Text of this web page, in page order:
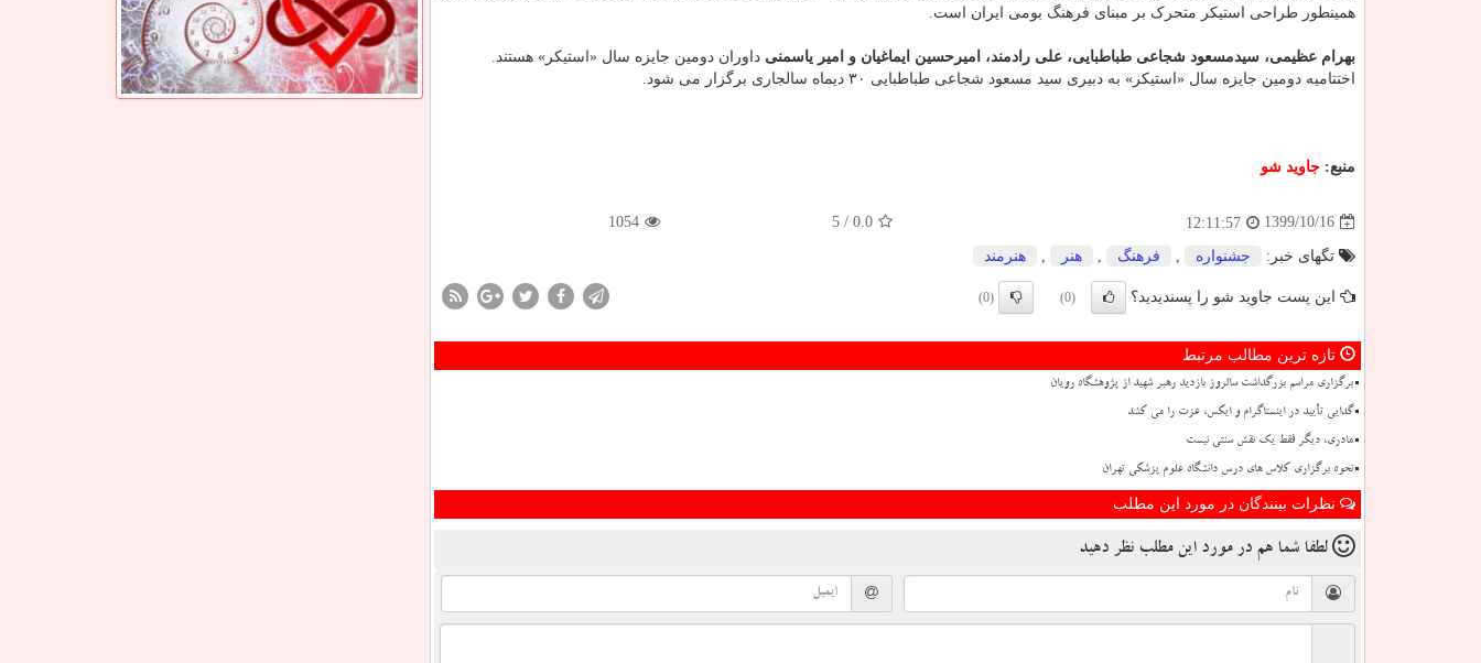
همینطور طراحی استیکر متحرک بر مبنای فرهنگ بومی ایران است.
بهرام عظیمی، سیدمسعود شجاعی طباطبایی، علی رادمند، امیرحسین ایماغیان و امیر یاسمنی داوران دومین جایزه سال «استیکر» هستند.
اختتامیه دومین جایزه سال «استیکر» به دبیری سید مسعود شجاعی طباطبایی ۳۰ دیماه سالجاری برگزار می شود.
منبع: جاوید شو
1399/10/16
12:11:57
0.0
/ 5
1054
تگهای خبر: جشنواره فرهنگ هنر هنرمند
این پست جاوید شو را پسندیدید؟ (0)
(0)
تازه ترین مطالب مرتبط
برگزاری مراسم بزرگداشت سالروز بازدید رهبر شهید از پژوهشگاه رویان
گدایی تأیید در اینستاگرام و ایکس، عزت را می کشد
مادری، دیگر فقط یک نقش سنتی نیست
نحوه برگزاری کلاس های درس دانشگاه علوم پزشکی تهران
نظرات بینندگان در مورد این مطلب
لطفا شما هم در مورد این مطلب نظر دهید